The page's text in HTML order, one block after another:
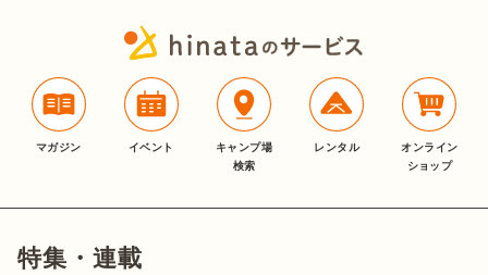
マガジン イベント
キャンプ場
検索
レンタル
オンライン
ショップ
特集・連載